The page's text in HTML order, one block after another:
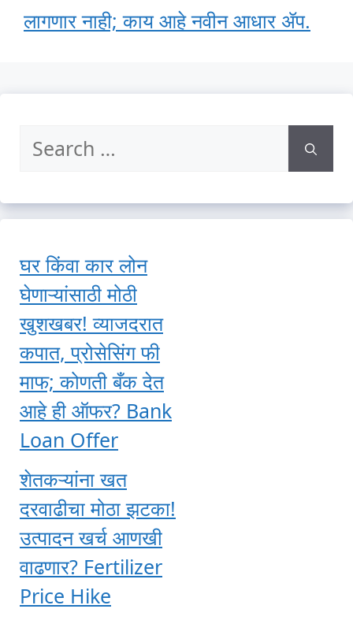
लागणार नाही; काय आहे नवीन आधार ॲप.
Search
घर किंवा कार लोन
घेणाऱ्यांसाठी मोठी
खुशखबर! व्याजदरात
कपात, प्रोसेसिंग फी
माफ; कोणती बँक देत
आहे ही ऑफर? Bank
Loan Offer
शेतकऱ्यांना खत
दरवाढीचा मोठा झटका!
उत्पादन खर्च आणखी
वाढणार? Fertilizer
Price Hike